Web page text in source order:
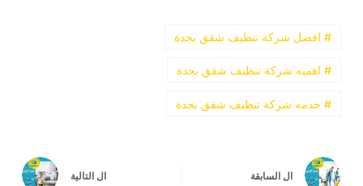
# افضل شركة تنظيف شقق بجدة
# اهميه شركة تنظيف شقق بجدة
# خدمه شركة تنظيف شقق بجدة
ال السابقة ال التالية